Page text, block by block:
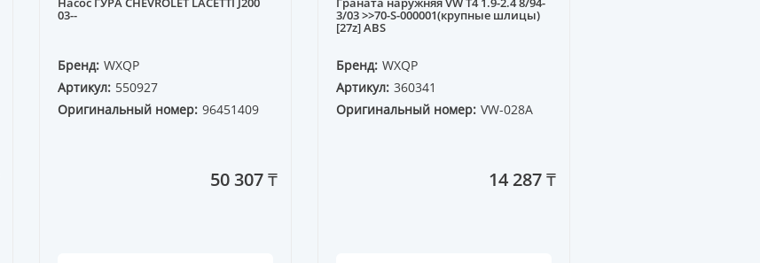
03--
Бренд: WXQP
Артикул: 550927
Оригинальный номер: 96451409
50 307 ₸
3/03 >>70-S-000001(крупные шлицы)
[27z] ABS
Бренд: WXQP
Артикул: 360341
Оригинальный номер: VW-028A
14 287 ₸